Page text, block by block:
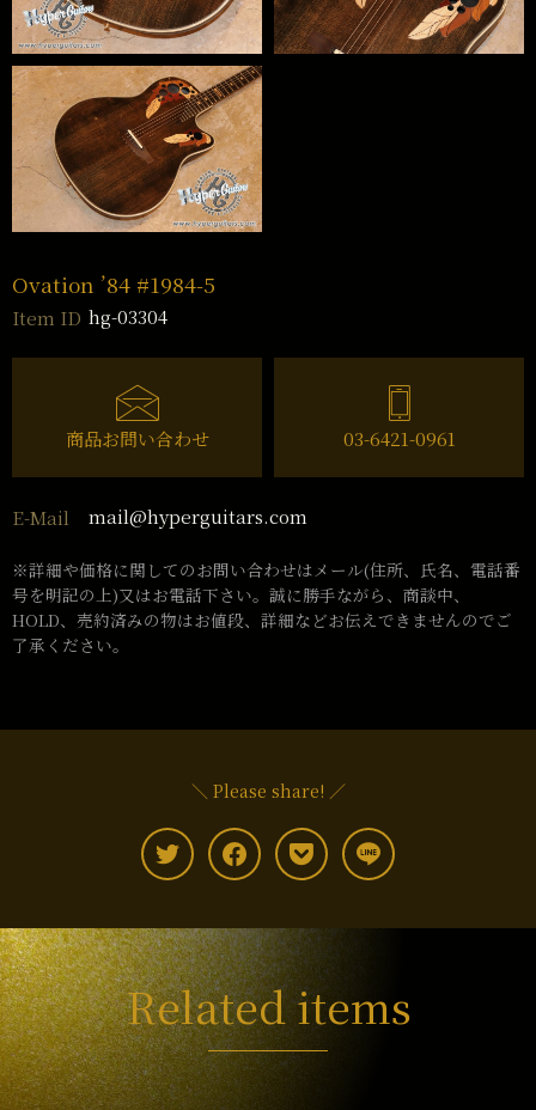
Ovation ’84 #1984-5
Item ID hg-03304
商品お問い合わせ 03-6421-0961
E-Mail mail@hyperguitars.com
※詳細や価格に関してのお問い合わせはメール(住所、氏名、電話番
号を明記の上)又はお電話下さい。誠に勝手ながら、商談中、
HOLD、売約済みの物はお値段、詳細などお伝えできませんのでご
了承ください。
＼ Please share! ／
Related items